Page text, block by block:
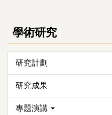
學術研究
研究計劃
研究成果
專題演講